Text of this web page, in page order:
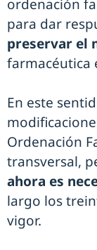
ordenación
para dar
preservar el
farmacéutica
En este
Ordenación
transversal,
ahora es
largo los
vigor.